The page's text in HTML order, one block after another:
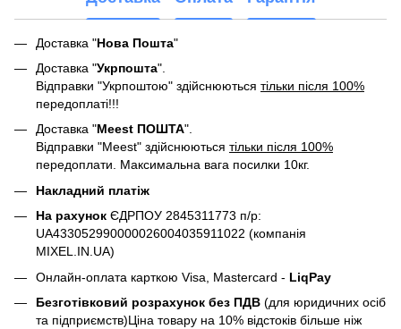
Доставка "Нова Пошта"
Доставка "Укрпошта".
Відправки "Укрпоштою" здійснюються тільки після 100%
передоплаті!!!
Доставка "Meest ПОШТА".
Відправки "Meest" здійснюються тільки після 100%
передоплати. Максимальна вага посилки 10кг.
Накладний платіж
На рахунок ЄДРПОУ 2845311773 п/р:
UA433052990000026004035911022 (компанія
MIXEL.IN.UA)
Онлайн-оплата карткою Visa, Mastercard - LiqPay
Безготівковий розрахунок без ПДВ (для юридичних осіб
та підприємств)Ціна товару на 10% відстоків більше ніж